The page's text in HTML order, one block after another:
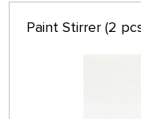
Paint Stirrer (2